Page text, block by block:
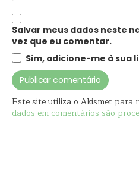
Salvar meus dados neste
vez que eu comentar.
Sim, adicione-me à sua
Este site utiliza o Akismet para
dados em comentários são